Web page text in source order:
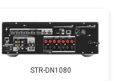
STR-DN1080